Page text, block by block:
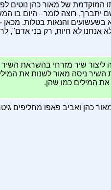
המוקדמת של מאור כהן נוטים
יתברך, רוצה לומר - היום בו
בשעשועים והנאות בטלות. מכאן
אנחנו לא חיות, רק בני אדם",
שיר מזרחי בהשראת
השיר ניסה מאור לשנות את
את המילים כמו שהן.
כהן ואביב פאפו מחליפים